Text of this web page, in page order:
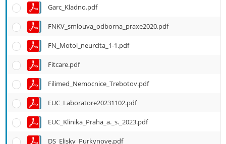
Garc_Kladno.pdf
FNKV_smlouva_odborna_praxe2020.pdf
FN_Motol_neurcita_1-1.pdf
Fitcare.pdf
Filimed_Nemocnice_Trebotov.pdf
EUC_Laboratore20231102.pdf
EUC_Klinika_Praha_a._s._2023.pdf
DS_Elisky_Purkynove.pdf